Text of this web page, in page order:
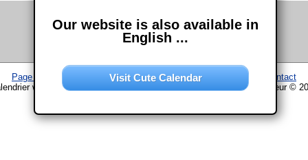
Page d'accueil Calendrier–Plan du site–Mentions légales
Contact
www.chouette-calendrier.com • 28. Octobre 2030 – droit d'auteur ©
Our website is also available in
English ...
Visit Cute Calendar